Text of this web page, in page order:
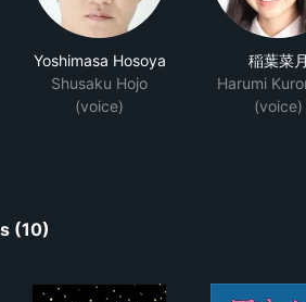
Yoshimasa Hosoya
Shusaku Hojo
(voice)
稲葉菜
Harumi
(voice)
(10)